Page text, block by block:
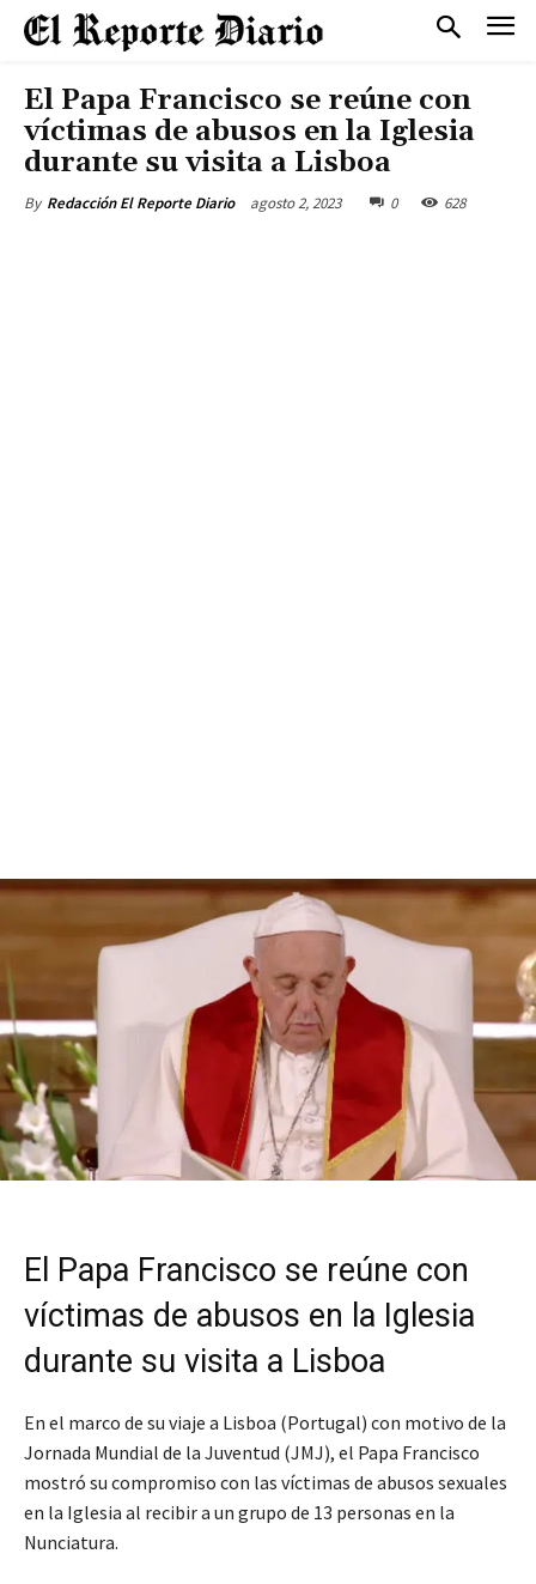
El Papa Francisco se reúne con
víctimas de abusos en la Iglesia
durante su visita a Lisboa
By Redacción El Reporte Diario agosto 2, 2023 0 628
El Papa Francisco se reúne con
víctimas de abusos en la Iglesia
durante su visita a Lisboa
En el marco de su viaje a Lisboa (Portugal) con motivo de la
Jornada Mundial de la Juventud (JMJ), el Papa Francisco
mostró su compromiso con las víctimas de abusos sexuales
en la Iglesia al recibir a un grupo de 13 personas en la
Nunciatura.